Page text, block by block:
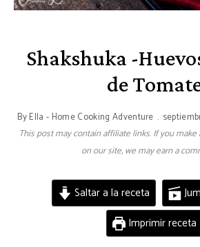
Shakshuka -
de
ByElla - Home Cooking Adventure
This post may contain affiliate links. If you
on our site, we may earn a
Saltar a la receta
Imprimir receta